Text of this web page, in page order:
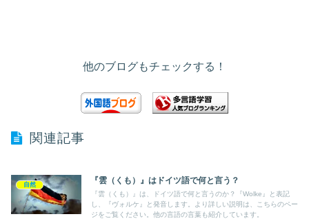
他のブログもチェックする！
関連記事
自然 『雲（くも）』はドイツ語で何と言う？
『雲（くも）』は、ドイツ語で何と言うのか？『Wolke』と表記
し、『ヴォルケ』と発音します。より詳しい説明は、こちらのペー
ジをご覧ください。他の言語の言葉も紹介しています。